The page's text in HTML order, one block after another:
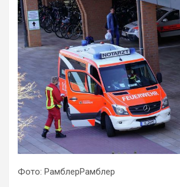
Фото: РамблерРамблер